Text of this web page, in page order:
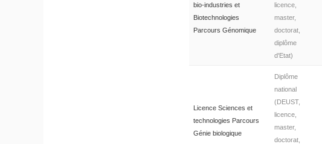
bio-industries et
Biotechnologies
Parcours Génomique
licence,
master,
doctorat,
diplôme
d'Etat)
Licence Sciences et
technologies Parcours
Génie biologique
Diplôme
national
(DEUST,
licence,
master,
doctorat,